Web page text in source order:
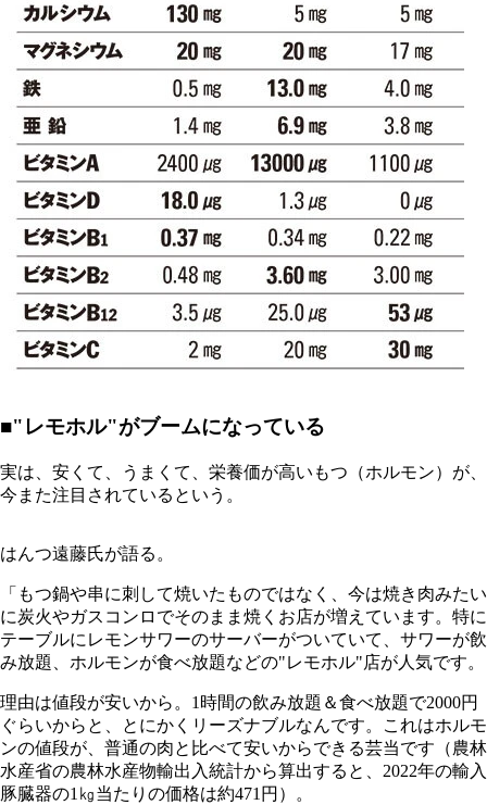
■"レモホル"がブームになっている
実は、安くて、うまくて、栄養価が高いもつ（ホルモン）が、
今また注目されているという。
はんつ遠藤氏が語る。
「もつ鍋や串に刺して焼いたものではなく、今は焼き肉みたい
に炭火やガスコンロでそのまま焼くお店が増えています。特に
テーブルにレモンサワーのサーバーがついていて、サワーが飲
み放題、ホルモンが食べ放題などの"レモホル"店が人気です。
理由は値段が安いから。1時間の飲み放題＆食べ放題で2000円
ぐらいからと、とにかくリーズナブルなんです。これはホルモ
ンの値段が、普通の肉と比べて安いからできる芸当です（農林
水産省の農林水産物輸出入統計から算出すると、2022年の輸入
豚臓器の1㎏当たりの価格は約471円）。